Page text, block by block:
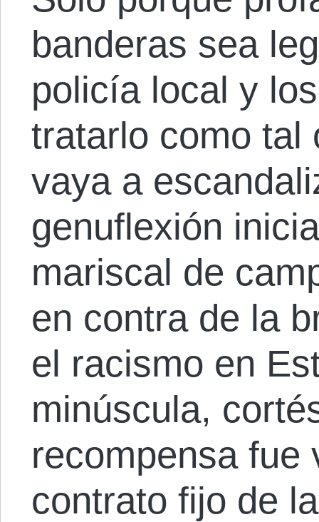
banderas sea
policía local y
tratarlo como tal
vaya a
genuflexión
mariscal de
en contra de la
el racismo en
minúscula,
recompensa fue
contrato fijo de